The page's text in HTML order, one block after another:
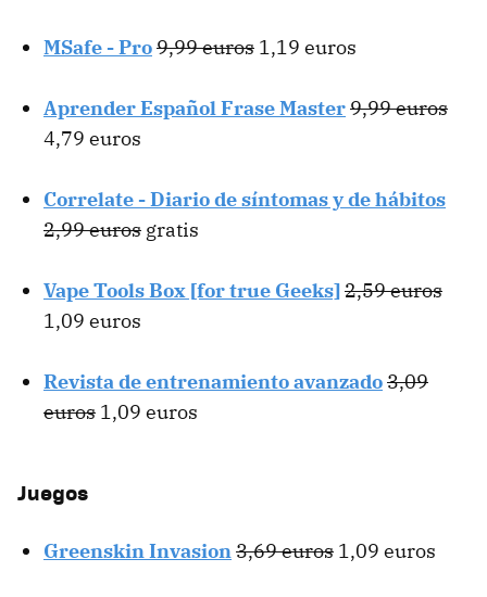
MSafe - Pro9,99 euros 1,19 euros
Aprender Español Frase Master9,99 euros
4,79 euros
Correlate - Diario de síntomas y de hábitos
2,99 euros gratis
Vape Tools Box [for true Geeks]2,59 euros
1,09 euros
Revista de entrenamiento avanzado3,09
euros 1,09 euros
Juegos
Greenskin Invasion3,69 euros 1,09 euros